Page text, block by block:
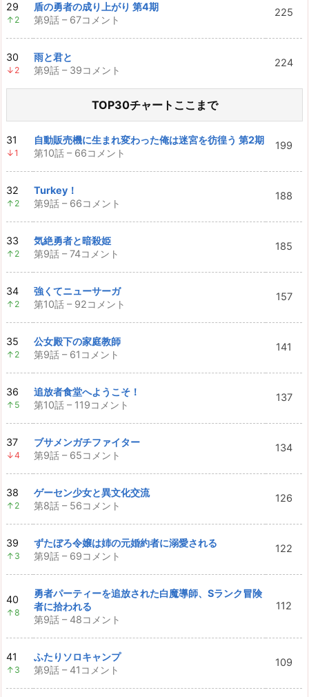
29
↑2
盾の勇者の成り上がり 第4期
第9話 – 67コメント
225
30
↓2
雨と君と
第9話 – 39コメント
224
TOP30チャートここまで
31
↓1
自動販売機に生まれ変わった俺は迷宮を彷徨う 第2期
第10話 – 66コメント
199
32
↑2
Turkey！
第9話 – 66コメント
188
33
↑2
気絶勇者と暗殺姫
第9話 – 74コメント
185
34
↑2
強くてニューサーガ
第10話 – 92コメント
157
35
↑2
公女殿下の家庭教師
第9話 – 61コメント
141
36
↑5
追放者食堂へようこそ！
第10話 – 119コメント
137
37
↓4
ブサメンガチファイター
第9話 – 65コメント
134
38
↑2
ゲーセン少女と異文化交流
第8話 – 56コメント
126
39
↑3
ずたぼろ令嬢は姉の元婚約者に溺愛される
第9話 – 69コメント
122
40
↑8
勇者パーティーを追放された白魔導師、Sランク冒険
者に拾われる
第9話 – 48コメント
112
41
↑3
ふたりソロキャンプ
第9話 – 41コメント
109